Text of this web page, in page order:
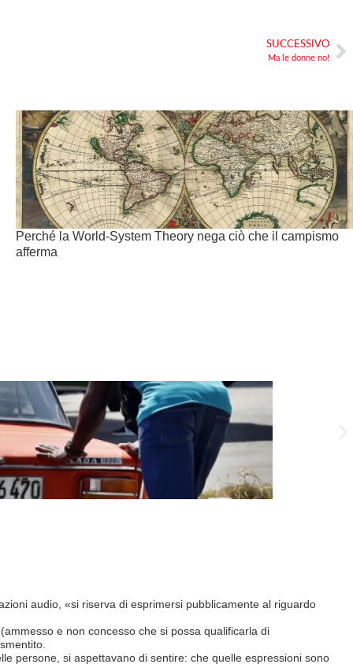
SUCCESSIVO
Ma le donne no!
Perché la World-System Theory nega ciò che il campismo
afferma
audio, «si riserva di esprimersi pubblicamente al riguardo
e non concesso che si possa qualificarla di
persone, si aspettavano di sentire: che quelle espressioni sono